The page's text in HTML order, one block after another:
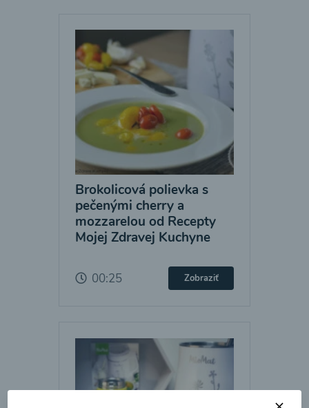
Brokolicová polievka s
pečenými cherry a
mozzarelou od Recepty
Mojej Zdravej Kuchyne
00:25 Zobraziť